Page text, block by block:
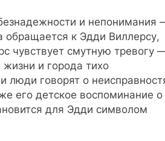
и непонимания
обращается к Эдди Виллерсу,
чувствует смутную тревогу
и города тихо
люди говорят о
его детское воспоминание о
для Эдди символом